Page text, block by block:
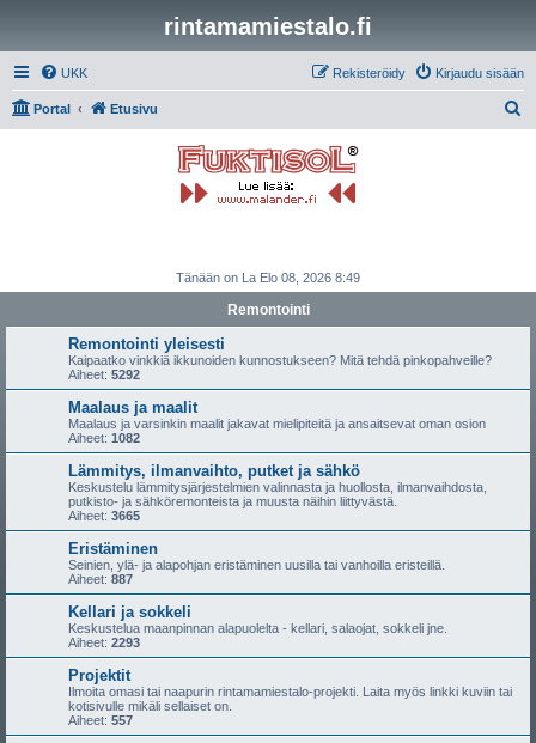
rintamamiestalo.fi
UKK Kirjaudu sisään
Rekisteröidy
Portal Etusivu
Tänään on La Elo 08, 2026 8:49
Remontointi
Remontointi yleisesti
Kaipaatko vinkkiä ikkunoiden kunnostukseen? Mitä tehdä pinkopahveille?
Aiheet: 5292
Maalaus ja maalit
Maalaus ja varsinkin maalit jakavat mielipiteitä ja ansaitsevat oman osion
Aiheet: 1082
Lämmitys, ilmanvaihto, putket ja sähkö
Keskustelu lämmitysjärjestelmien valinnasta ja huollosta, ilmanvaihdosta,
putkisto- ja sähköremonteista ja muusta näihin liittyvästä.
Aiheet: 3665
Eristäminen
Seinien, ylä- ja alapohjan eristäminen uusilla tai vanhoilla eristeillä.
Aiheet: 887
Kellari ja sokkeli
Keskustelua maanpinnan alapuolelta - kellari, salaojat, sokkeli jne.
Aiheet: 2293
Projektit
Ilmoita omasi tai naapurin rintamamiestalo-projekti. Laita myös linkki kuviin tai
kotisivulle mikäli sellaiset on.
Aiheet: 557